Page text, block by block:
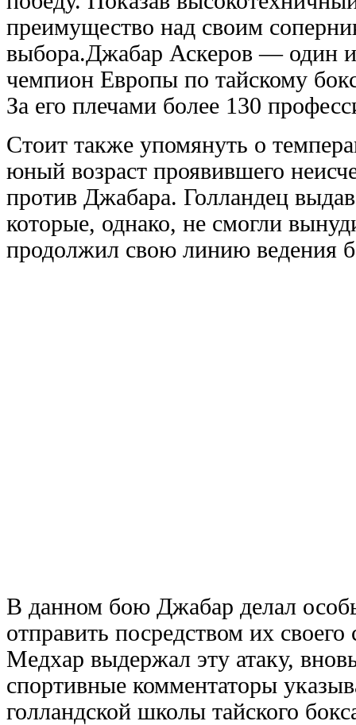
преимущество над своим
выбора.Джабар Аскеров — один
чемпион Европы по тайскому
За его плечами более 130
Стоит также упомянуть о
юный возраст проявившего
против Джабара. Голландец
которые, однако, не смогли
продолжил свою линию ведения
В данном бою Джабар делал
отправить посредством их
Медхар выдержал эту атаку,
спортивные комментаторы
голландской школы тайского